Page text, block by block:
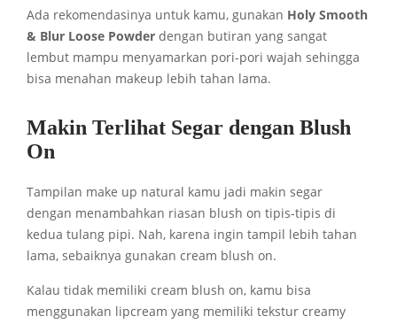
Ada rekomendasinya untuk kamu, gunakan Holy Smooth
& Blur Loose Powder dengan butiran yang sangat
lembut mampu menyamarkan pori-pori wajah sehingga
bisa menahan makeup lebih tahan lama.
Makin Terlihat Segar dengan Blush
On
Tampilan make up natural kamu jadi makin segar
dengan menambahkan riasan blush on tipis-tipis di
kedua tulang pipi. Nah, karena ingin tampil lebih tahan
lama, sebaiknya gunakan cream blush on.
Kalau tidak memiliki cream blush on, kamu bisa
menggunakan lipcream yang memiliki tekstur creamy